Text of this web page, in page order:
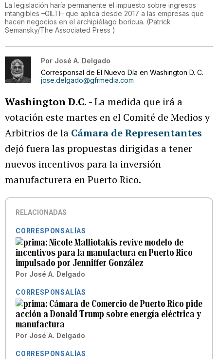
La legislación haría permanente el impuesto sobre ingresos
intangibles –GILTI– que aplica desde 2017 a las empresas que
hacen negocios en el archipiélago boricua. (Patrick
Semansky/The Associated Press )
Por José A. Delgado
Corresponsal de El Nuevo Día en Washington D. C.
jose.delgado@gfrmedia.com
Washington D.C. - La medida que irá a
votación este martes en el Comité de Medios y
Arbitrios de la Cámara de Representantes
dejó fuera las propuestas dirigidas a tener
nuevos incentivos para la inversión
manufacturera en Puerto Rico.
RELACIONADAS
CORRESPONSALÍAS
Nicole Malliotakis revive modelo de
incentivos para la manufactura en Puerto Rico
impulsado por Jenniffer González
Por José A. Delgado
CORRESPONSALÍAS
Cámara de Comercio de Puerto Rico pide
acción a Donald Trump sobre energía eléctrica y
manufactura
Por José A. Delgado
CORRESPONSALÍAS